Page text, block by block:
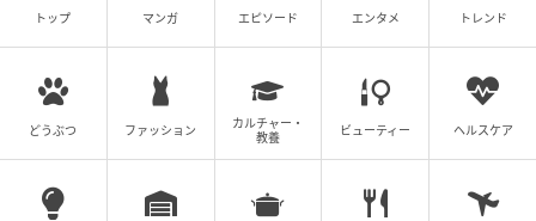
トップ マンガ エピソード エンタメ トレンド
どうぶつ ファッション
カルチャー・
教養
ビューティー ヘルスケア